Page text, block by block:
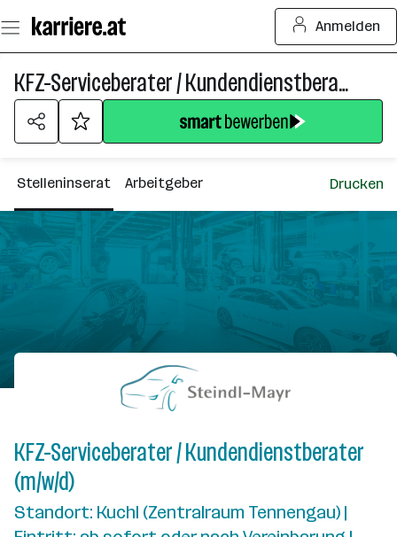
Seiteninhalt
springen
Anmelden
KFZ-Serviceberater / Kundendienstberater (m/w/d)
Stelleninserat Arbeitgeber Drucken
KFZ-Serviceberater / Kundendienstberater
(m/w/d)
Standort: Kuchl (Zentralraum Tennengau) |